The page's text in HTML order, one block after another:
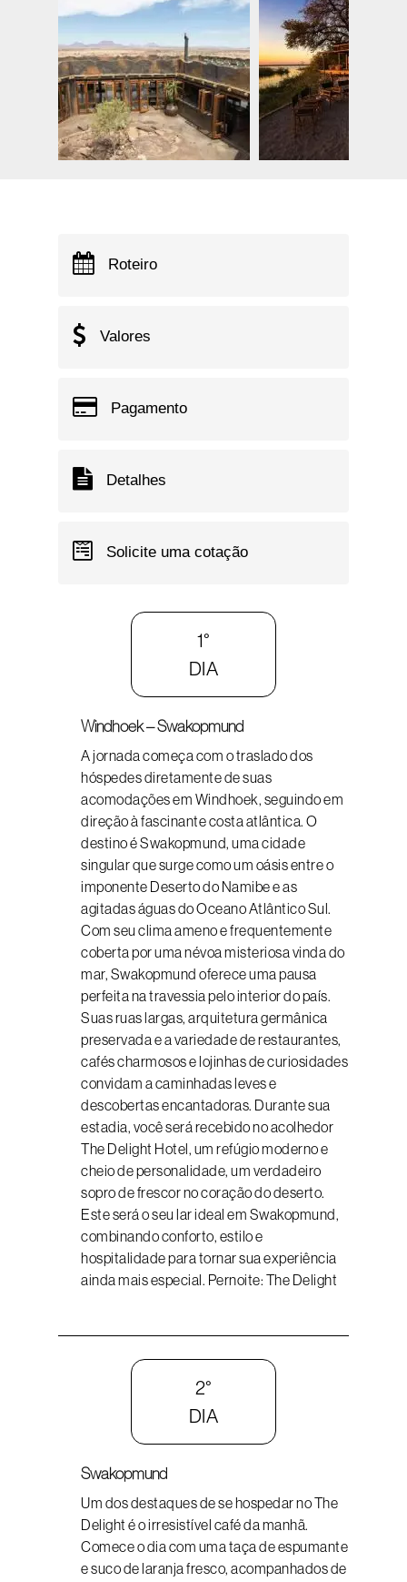
Roteiro
Valores
Pagamento
Detalhes
Solicite uma cotação
1°
DIA
Windhoek – Swakopmund
A jornada começa com o traslado dos
hóspedes diretamente de suas
acomodações em Windhoek, seguindo em
direção à fascinante costa atlântica. O
destino é Swakopmund, uma cidade
singular que surge como um oásis entre o
imponente Deserto do Namibe e as
agitadas águas do Oceano Atlântico Sul.
Com seu clima ameno e frequentemente
coberta por uma névoa misteriosa vinda do
mar, Swakopmund oferece uma pausa
perfeita na travessia pelo interior do país.
Suas ruas largas, arquitetura germânica
preservada e a variedade de restaurantes,
cafés charmosos e lojinhas de curiosidades
convidam a caminhadas leves e
descobertas encantadoras. Durante sua
estadia, você será recebido no acolhedor
The Delight Hotel, um refúgio moderno e
cheio de personalidade, um verdadeiro
sopro de frescor no coração do deserto.
Este será o seu lar ideal em Swakopmund,
combinando conforto, estilo e
hospitalidade para tornar sua experiência
ainda mais especial. Pernoite: The Delight
2°
DIA
Swakopmund
Um dos destaques de se hospedar no The
Delight é o irresistível café da manhã.
Comece o dia com uma taça de espumante
e suco de laranja fresco, acompanhados de